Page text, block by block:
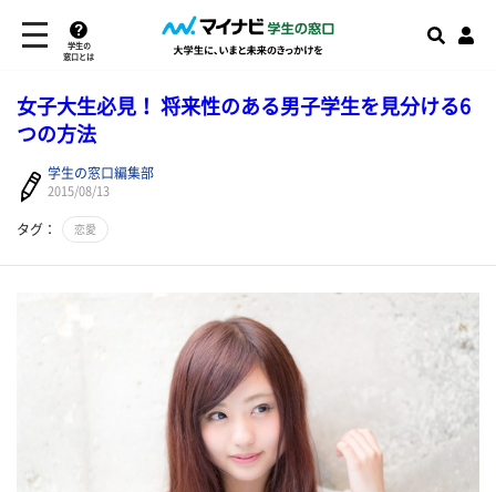
学生の
窓口とは
女子大生必見！ 将来性のある男子学生を見分ける6
つの方法
学生の窓口編集部
2015/08/13
タグ： 恋愛